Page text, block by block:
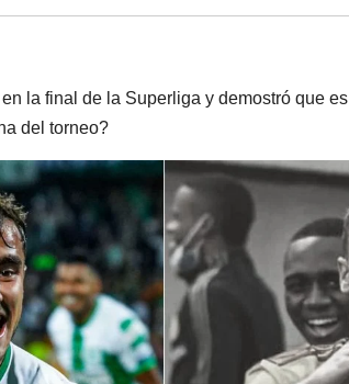
la final de la Superliga y demostró que
del torneo?